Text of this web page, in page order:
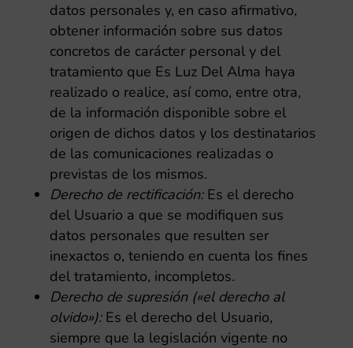
datos personales y, en caso afirmativo,
obtener información sobre sus datos
concretos de carácter personal y del
tratamiento que Es Luz Del Alma haya
realizado o realice, así como, entre otra,
de la información disponible sobre el
origen de dichos datos y los destinatarios
de las comunicaciones realizadas o
previstas de los mismos.
Derecho de rectificación: Es el derecho
del Usuario a que se modifiquen sus
datos personales que resulten ser
inexactos o, teniendo en cuenta los fines
del tratamiento, incompletos.
Derecho de supresión («el derecho al
olvido»): Es el derecho del Usuario,
siempre que la legislación vigente no